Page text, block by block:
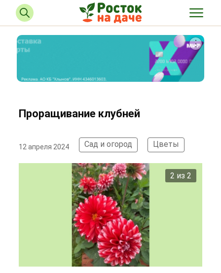
Проращивание клубней
12 апреля 2024 Сад и огород Цветы
2 из 2